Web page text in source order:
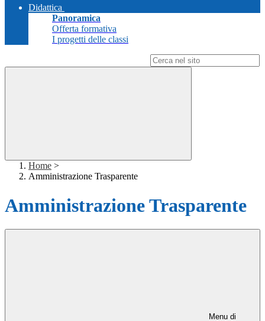
Didattica
Panoramica
Offerta formativa
I progetti delle classi
Home >
Amministrazione Trasparente
Amministrazione Trasparente
Menu di